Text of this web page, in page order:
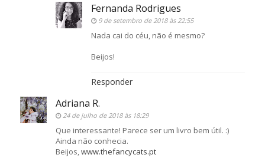
Fernanda Rodrigues
9 de setembro de 2018 às 22:55
Nada cai do céu, não é mesmo?
Beijos!
Responder
Adriana R.
24 de julho de 2018 às 18:29
Que interessante! Parece ser um livro bem útil. :)
Ainda não conhecia.
Beijos,www.thefancycats.pt